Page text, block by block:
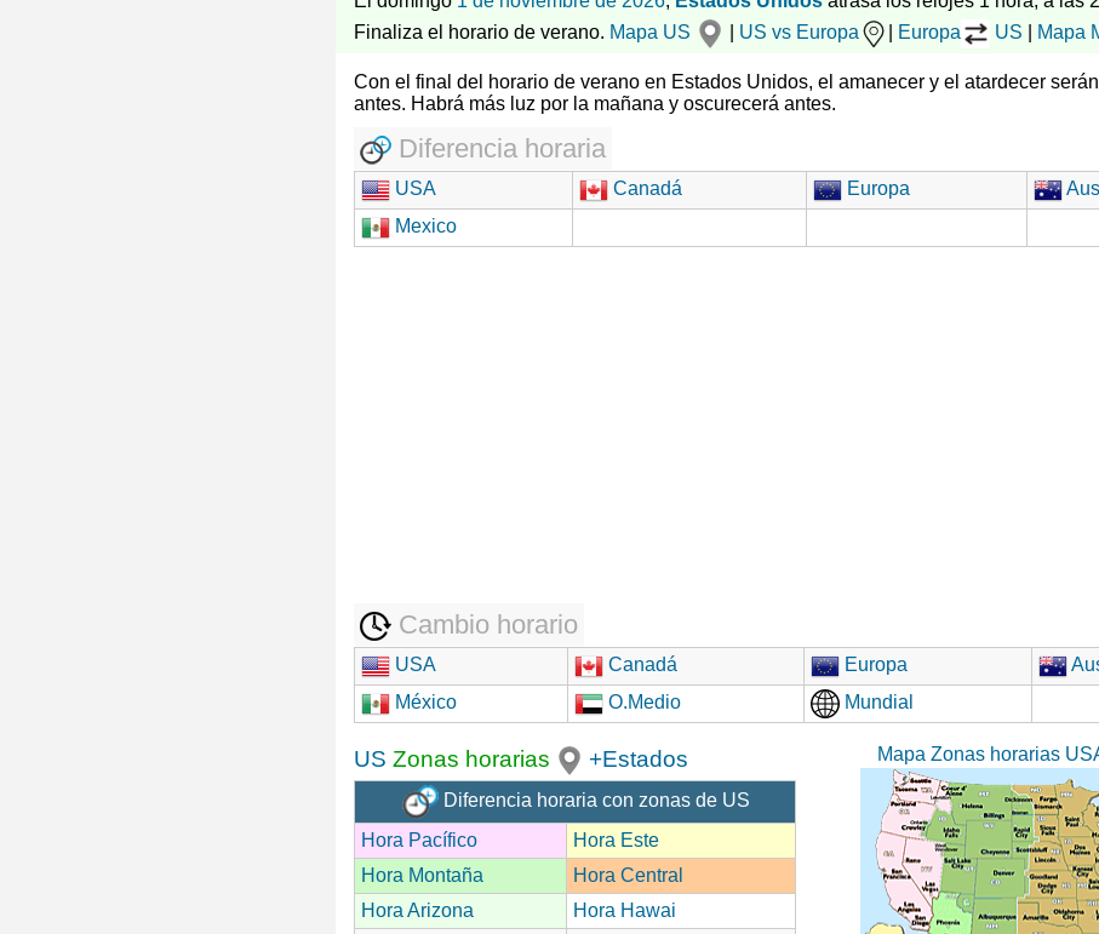
Finaliza el horario de verano. Mapa US US vs Europa Europa US Mapa
Con el final del horario de verano en Estados Unidos, el amanecer y el atardecer
antes. Habrá más luz por la mañana y oscurecerá antes.
Diferencia horaria
USA Canadá Europa
Mexico
Cambio horario
USA Canadá Europa
México
O.Medio Mundial
US Zonas horarias +Estados
Diferencia horaria con zonas de US
Hora Pacífico
Hora Este
Hora Montaña
Hora Central
Hora Arizona
Hora Hawai
Mapa Zonas horarias